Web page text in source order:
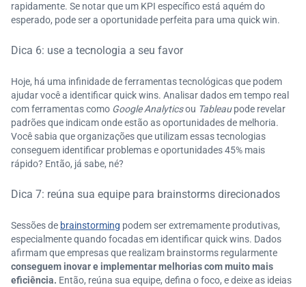
rapidamente. Se notar que um KPI específico está aquém do
esperado, pode ser a oportunidade perfeita para uma quick win.
Dica 6: use a tecnologia a seu favor
Hoje, há uma infinidade de ferramentas tecnológicas que podem
ajudar você a identificar quick wins. Analisar dados em tempo real
com ferramentas como Google Analyticsou Tableaupode revelar
padrões que indicam onde estão as oportunidades de melhoria.
Você sabia que organizações que utilizam essas tecnologias
conseguem identificar problemas e oportunidades 45% mais
rápido? Então, já sabe, né?
Dica 7: reúna sua equipe para brainstorms direcionados
Sessões de brainstorming podem ser extremamente produtivas,
especialmente quando focadas em identificar quick wins. Dados
afirmam que empresas que realizam brainstorms regularmente
conseguem inovar e implementar melhorias com muito mais
eficiência. Então, reúna sua equipe, defina o foco, e deixe as ideias